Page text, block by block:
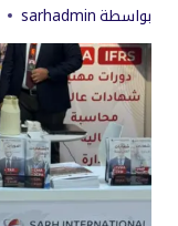
بواسطةsarhadmin